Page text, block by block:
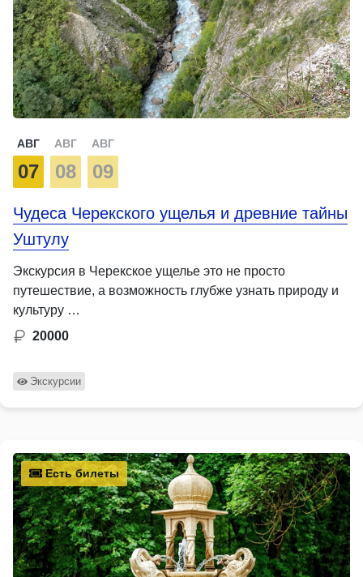
АВГ
07
АВГ
08
АВГ
09
Чудеса Черекского ущелья и древние тайны
Уштулу
Экскурсия в Черекское ущелье это не просто
путешествие, а возможность глубже узнать природу и
культуру …
20000
Экскурсии
Есть билеты